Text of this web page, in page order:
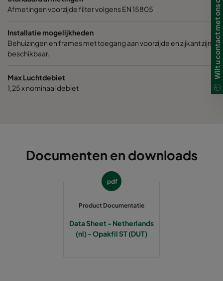
Afmetingen voorzijde filter volgens EN 15805
Installatie mogelijkheden
Behuizingen en frames met toegang aan voorzijde en zijkant zijn
beschikbaar.
Max Luchtdebiet
1,25 x nominaal debiet
Documenten en downloads
pdf
Product Documentatie
Data Sheet - Netherlands
(nl) - Opakfil ST (DUT)
Wilt u contact met ons opnemen?